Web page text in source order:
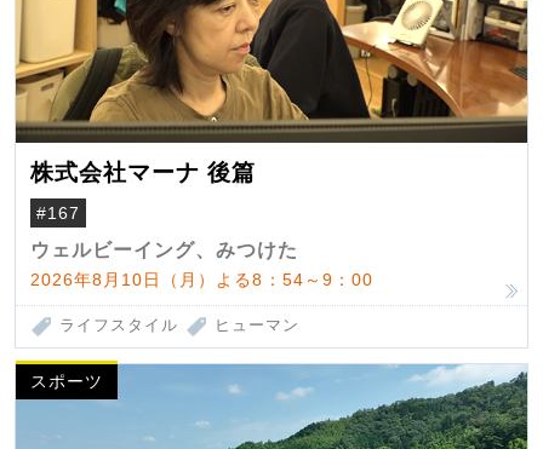
株式会社マーナ 後篇
#167
ウェルビーイング、みつけた
2026年8月10日（月）よる8：54～9：00
ライフスタイル ヒューマン
スポーツ